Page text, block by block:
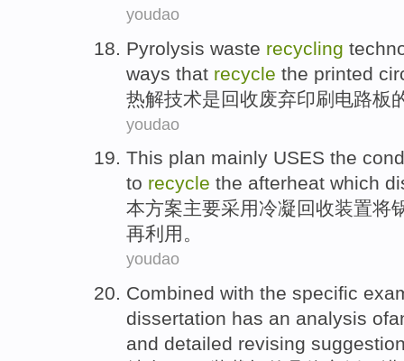
youdao
Pyrolysis waste recycling
ways that recycle the printed
热解技术是回收废弃印刷电路板
youdao
This plan mainly USES the
to recycle the afterheat which
本方案主要采用冷凝回收装置将
再利用 。
youdao
Combined with the specific
dissertation has an analysis
and detailed revising